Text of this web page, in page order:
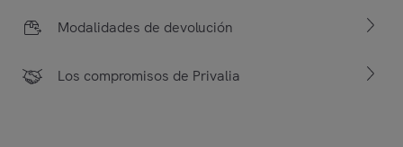
Modalidades de devolución
Los compromisos de Privalia